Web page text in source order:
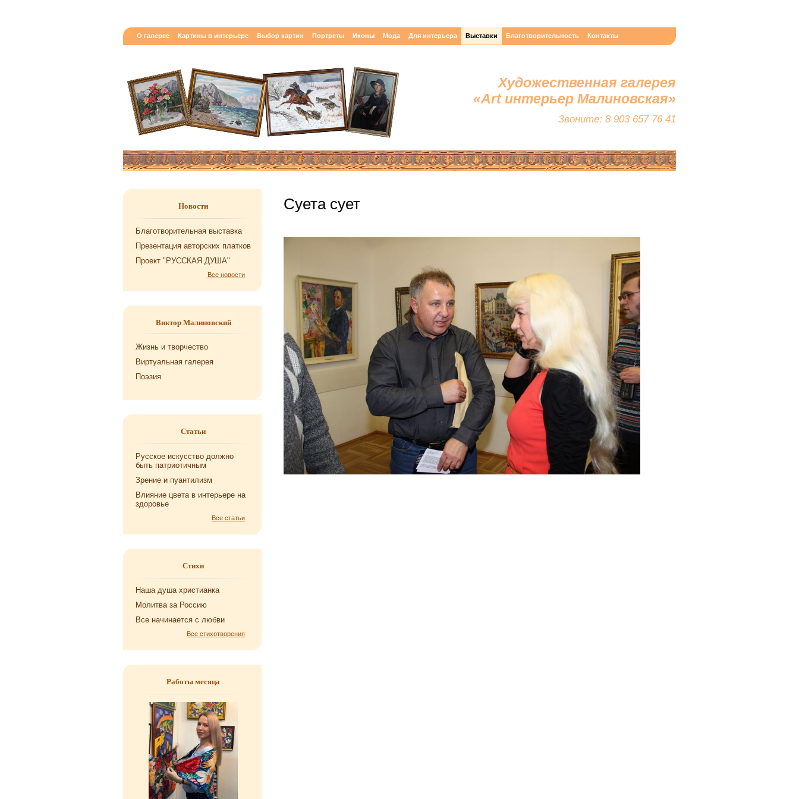
О галерее Картины в интерьере Выбор картин Портреты Иконы Мода Для интерьера Выставки Благотворительность Контакты
Художественная галерея
«Art интерьер Малиновская»
Звоните: 8 903 657 76 41
Новости
Благотворительная выставка
Презентация авторских платков
Проект "РУССКАЯ ДУША"
Все новости
Виктор Малиновский
Жизнь и творчество
Виртуальная галерея
Поэзия
Статьи
Русское искусство должно
быть патриотичным
Зрение и пуантилизм
Влияние цвета в интерьере на
здоровье
Все статьи
Стихи
Наша душа хри­сти­ан­ка
Мо­лит­ва за Рос­сию
Все на­чи­на­ет­ся с любви
Все стихотворения
Работы месяца
Суета сует